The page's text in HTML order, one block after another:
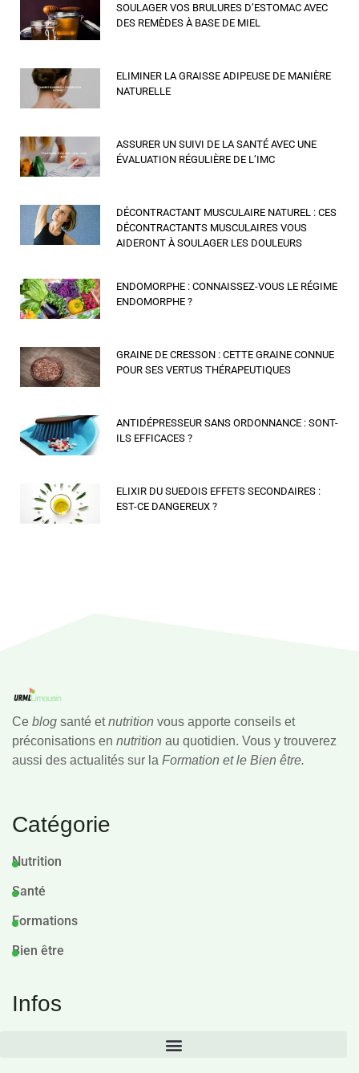
SOULAGER VOS BRULURES D’ESTOMAC AVEC
DES REMÈDES À BASE DE MIEL
ELIMINER LA GRAISSE ADIPEUSE DE MANIÈRE
NATURELLE
ASSURER UN SUIVI DE LA SANTÉ AVEC UNE
ÉVALUATION RÉGULIÈRE DE L’IMC
DÉCONTRACTANT MUSCULAIRE NATUREL : CES
DÉCONTRACTANTS MUSCULAIRES VOUS
AIDERONT À SOULAGER LES DOULEURS
ENDOMORPHE : CONNAISSEZ-VOUS LE RÉGIME
ENDOMORPHE ?
GRAINE DE CRESSON : CETTE GRAINE CONNUE
POUR SES VERTUS THÉRAPEUTIQUES
ANTIDÉPRESSEUR SANS ORDONNANCE : SONT-
ILS EFFICACES ?
ELIXIR DU SUEDOIS EFFETS SECONDAIRES :
EST-CE DANGEREUX ?
Ce blog santé etnutrition vous apporte conseils et
préconisations en nutrition au quotidien. Vous y trouverez
aussi des actualités sur la Formation et le Bien être.
Catégorie
Nutrition
Santé
Formations
Bien être
Infos